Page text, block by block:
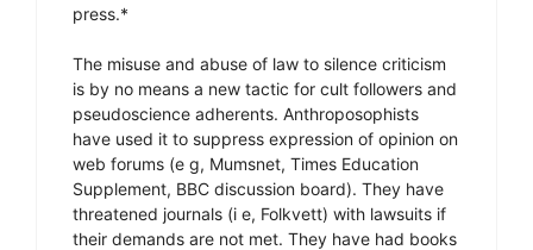
press.*
The misuse and abuse of law to silence criticism
is by no means a new tactic for cult followers and
pseudoscience adherents. Anthroposophists
have used it to suppress expression of opinion on
web forums (e g, Mumsnet, Times Education
Supplement, BBC discussion board). They have
threatened journals (i e, Folkvett) with lawsuits if
their demands are not met. They have had books